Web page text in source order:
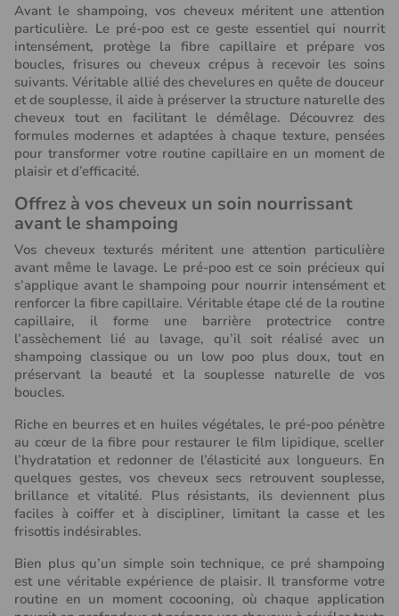
(1 avis)
Avant le shampoing, vos cheveux méritent une attention
particulière. Le pré-poo est ce geste essentiel qui nourrit
intensément, protège la fibre capillaire et prépare vos
boucles, frisures ou cheveux crépus à recevoir les soins
suivants. Véritable allié des chevelures en quête de douceur
et de souplesse, il aide à préserver la structure naturelle des
cheveux tout en facilitant le démêlage. Découvrez des
formules modernes et adaptées à chaque texture, pensées
pour transformer votre routine capillaire en un moment de
plaisir et d’efficacité.
Offrez à vos cheveux un soin nourrissant
avant le shampoing
Vos cheveux texturés méritent une attention particulière
avant même le lavage. Le pré-poo est ce soin précieux qui
s’applique avant le shampoing pour nourrir intensément et
renforcer la fibre capillaire. Véritable étape clé de la routine
capillaire, il forme une barrière protectrice contre
l’assèchement lié au lavage, qu’il soit réalisé avec un
shampoing classique ou un low poo plus doux, tout en
préservant la beauté et la souplesse naturelle de vos
boucles.
Riche en beurres et en huiles végétales, le pré-poo pénètre
au cœur de la fibre pour restaurer le film lipidique, sceller
l’hydratation et redonner de l’élasticité aux longueurs. En
quelques gestes, vos cheveux secs retrouvent souplesse,
brillance et vitalité. Plus résistants, ils deviennent plus
faciles à coiffer et à discipliner, limitant la casse et les
frisottis indésirables.
Bien plus qu’un simple soin technique, ce pré shampoing
est une véritable expérience de plaisir. Il transforme votre
routine en un moment cocooning, où chaque application